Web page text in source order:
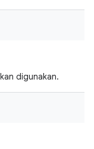
digunakan.